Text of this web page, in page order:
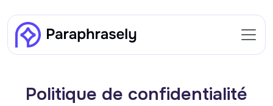
Politique de confidentialité